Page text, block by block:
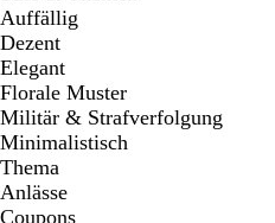
Auffällig
Dezent
Elegant
Florale Muster
Militär & Strafverfolgung
Minimalistisch
Thema
Anlässe
Coupons